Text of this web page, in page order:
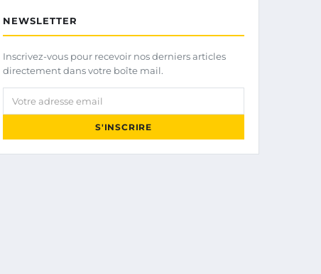
NEWSLETTER
Inscrivez-vous pour recevoir nos derniers articles
directement dans votre boîte mail.
Votre adresse email
S'INSCRIRE